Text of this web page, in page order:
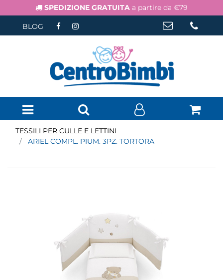
SPEDIZIONE GRATUITA a partire da €79
BLOG
Open menu
TESSILI PER CULLE E LETTINI
ARIEL COMPL. PIUM. 3PZ. TORTORA